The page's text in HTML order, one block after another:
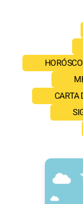
CARTA